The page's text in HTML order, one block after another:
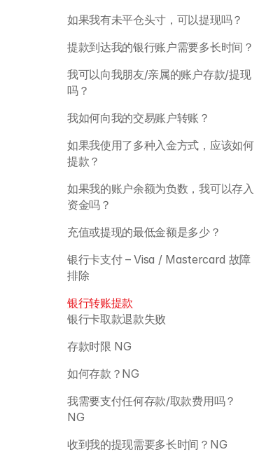
如果我有未平仓头寸，可以提现吗？
提款到达我的银行账户需要多长时间？
我可以向我朋友/亲属的账户存款/提现
吗？
我如何向我的交易账户转账？
如果我使用了多种入金方式，应该如何
提款？
如果我的账户余额为负数，我可以存入
资金吗？
充值或提现的最低金额是多少？
银行卡支付 – Visa / Mastercard 故障
排除
银行转账提款
银行卡取款退款失败
存款时限 NG
如何存款？NG
我需要支付任何存款/取款费用吗？
NG
收到我的提现需要多长时间？NG